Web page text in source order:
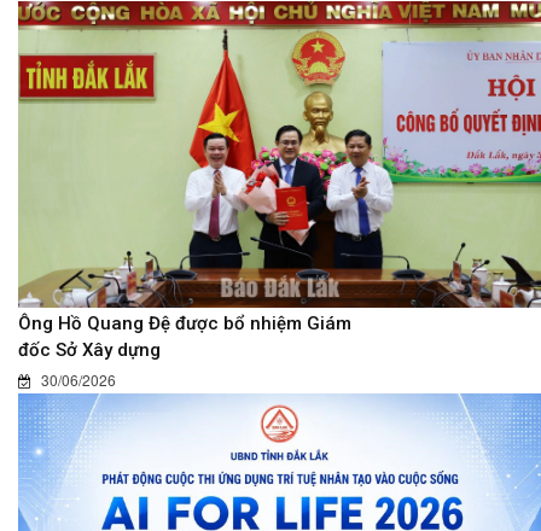
Ông Hồ Quang Đệ được bổ nhiệm Giám
đốc Sở Xây dựng
30/06/2026